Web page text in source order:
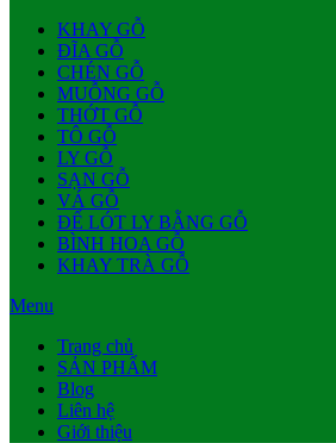
KHAY GỖ
ĐĨA GỖ
CHÉN GỖ
MUỖNG GỖ
THỚT GỖ
TÔ GỖ
LY GỖ
SẠN GỖ
VÁ GỖ
ĐẾ LÓT LY BẰNG GỖ
BÌNH HOA GỖ
KHAY TRÀ GỖ
Menu
Trang chủ
SẢN PHẨM
Blog
Liên hệ
Giới thiệu